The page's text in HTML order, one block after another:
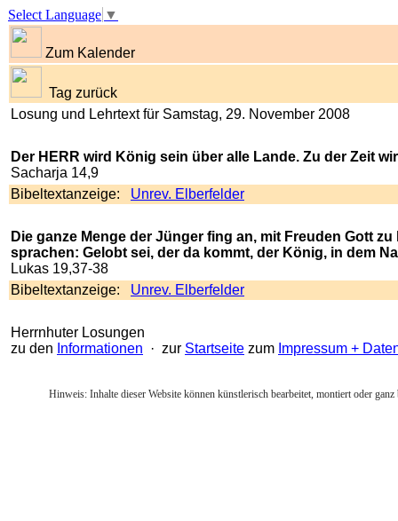
Select Language ▼
Zum Kalender
Tag zurück
Losung und Lehrtext für Samstag, 29. November 2008
Der HERR wird König sein über alle Lande. Zu der Zeit
Sacharja 14,9
Bibeltextanzeige: Unrev. Elberfelder
Die ganze Menge der Jünger fing an, mit Freuden Gott
sprachen: Gelobt sei, der da kommt, der König, in dem
Lukas 19,37-38
Bibeltextanzeige: Unrev. Elberfelder
Herrnhuter Losungen
zu den Informationen · zur Startseite zum Impressum +
Hinweis: Inhalte dieser Website können künstlerisch bearbeitet, montiert oder